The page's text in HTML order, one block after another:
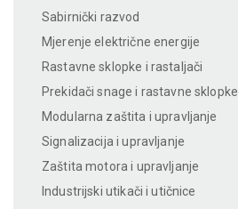
Sabirnički razvod
Mjerenje električne energije
Rastavne sklopke i rastaljači
Prekidači snage i rastavne sklopke
Modularna zaštita i upravljanje
Signalizacija i upravljanje
Zaštita motora i upravljanje
Industrijski utikači i utičnice